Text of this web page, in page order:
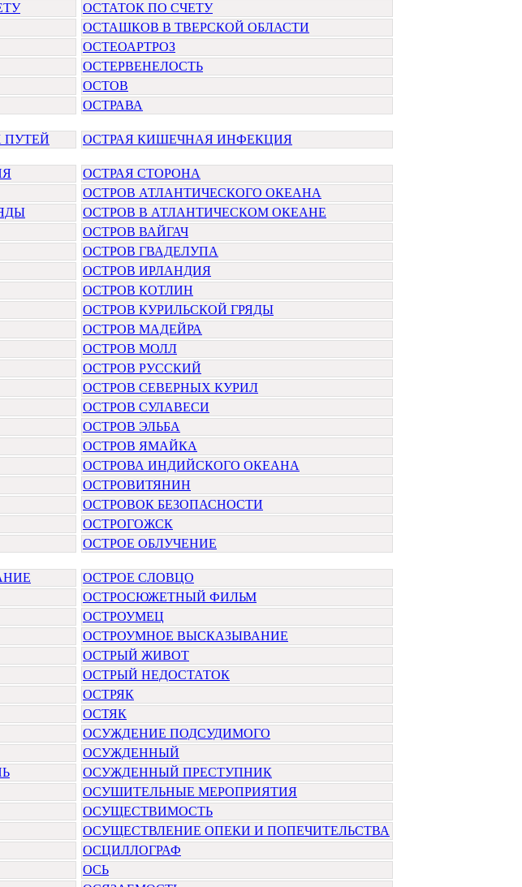
ОСТАТОК ПО СЧЕТУ
ОСТАШКОВ В ТВЕРСКОЙ ОБЛАСТИ
ОСТЕОАРТРОЗ
ОСТЕРВЕНЕЛОСТЬ
ОСТОВ
ОСТРАВА
ПУТЕЙ
ОСТРАЯ КИШЕЧНАЯ ИНФЕКЦИЯ
ОСТРАЯ СТОРОНА
ОСТРОВ АТЛАНТИЧЕСКОГО ОКЕАНА
ОСТРОВ В АТЛАНТИЧЕСКОМ ОКЕАНЕ
ОСТРОВ ВАЙГАЧ
ОСТРОВ ГВАДЕЛУПА
ОСТРОВ ИРЛАНДИЯ
ОСТРОВ КОТЛИН
ОСТРОВ КУРИЛЬСКОЙ ГРЯДЫ
ОСТРОВ МАДЕЙРА
ОСТРОВ МОЛЛ
ОСТРОВ РУССКИЙ
ОСТРОВ СЕВЕРНЫХ КУРИЛ
ОСТРОВ СУЛАВЕСИ
ОСТРОВ ЭЛЬБА
ОСТРОВ ЯМАЙКА
ОСТРОВА ИНДИЙСКОГО ОКЕАНА
ОСТРОВИТЯНИН
ОСТРОВОК БЕЗОПАСНОСТИ
ОСТРОГОЖСК
ОСТРОЕ ОБЛУЧЕНИЕ
ОСТРОЕ СЛОВЦО
ОСТРОСЮЖЕТНЫЙ ФИЛЬМ
ОСТРОУМЕЦ
ОСТРОУМНОЕ ВЫСКАЗЫВАНИЕ
ОСТРЫЙ ЖИВОТ
ОСТРЫЙ НЕДОСТАТОК
ОСТРЯК
ОСТЯК
ОСУЖДЕНИЕ ПОДСУДИМОГО
ОСУЖДЕННЫЙ
ОСУЖДЕННЫЙ ПРЕСТУПНИК
ОСУШИТЕЛЬНЫЕ МЕРОПРИЯТИЯ
ОСУЩЕСТВИМОСТЬ
ОСУЩЕСТВЛЕНИЕ ОПЕКИ И ПОПЕЧИТЕЛЬСТВА
ОСЦИЛЛОГРАФ
ОСЬ